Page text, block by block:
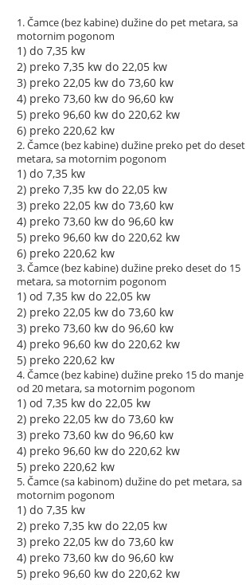
1. Čamce (bez kabine) dužine do pet metara, sa
motornim pogonom
1) do 7,35 kw
2) preko 7,35 kw do 22,05 kw
3) preko 22,05 kw do 73,60 kw
4) preko 73,60 kw do 96,60 kw
5) preko 96,60 kw do 220,62 kw
6) preko 220,62 kw
2. Čamce (bez kabine) dužine preko pet do deset
metara, sa motornim pogonom
1) do 7,35 kw
2) preko 7,35 kw do 22,05 kw
3) preko 22,05 kw do 73,60 kw
4) preko 73,60 kw do 96,60 kw
5) preko 96,60 kw do 220,62 kw
6) preko 220,62 kw
3. Čamce (bez kabine) dužine preko deset do 15
metara, sa motornim pogonom
1) od 7,35 kw do 22,05 kw
2) preko 22,05 kw do 73,60 kw
3) preko 73,60 kw do 96,60 kw
4) preko 96,60 kw do 220,62 kw
5) preko 220,62 kw
4. Čamce (bez kabine) dužine preko 15 do manje
od 20 metara, sa motornim pogonom
1) od 7,35 kw do 22,05 kw
2) preko 22,05 kw do 73,60 kw
3) preko 73,60 kw do 96,60 kw
4) preko 96,60 kw do 220,62 kw
5) preko 220,62 kw
5. Čamce (sa kabinom) dužine do pet metara, sa
motornim pogonom
1) do 7,35 kw
2) preko 7,35 kw do 22,05 kw
3) preko 22,05 kw do 73,60 kw
4) preko 73,60 kw do 96,60 kw
5) preko 96,60 kw do 220,62 kw